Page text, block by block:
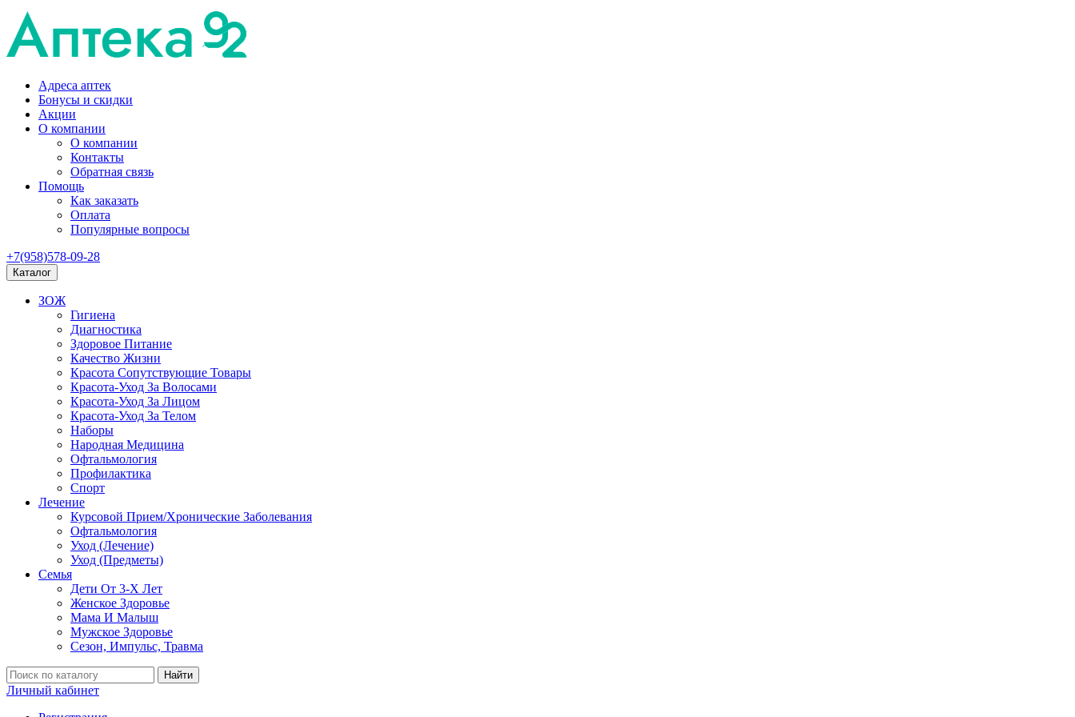
Адреса аптек
Бонусы и скидки
Акции
О компании
О компании
Контакты
Обратная связь
Помощь
Как заказать
Оплата
Популярные вопросы
+7(958)578-09-28
Каталог
ЗОЖ
Гигиена
Диагностика
Здоровое Питание
Качество Жизни
Красота Сопутствующие Товары
Красота-Уход За Волосами
Красота-Уход За Лицом
Красота-Уход За Телом
Наборы
Народная Медицина
Офтальмология
Профилактика
Спорт
Лечение
Курсовой Прием/Хронические Заболевания
Офтальмология
Уход (Лечение)
Уход (Предметы)
Семья
Дети От 3-Х Лет
Женское Здоровье
Мама И Малыш
Мужское Здоровье
Сезон, Импульс, Травма
Найти
Личный кабинет